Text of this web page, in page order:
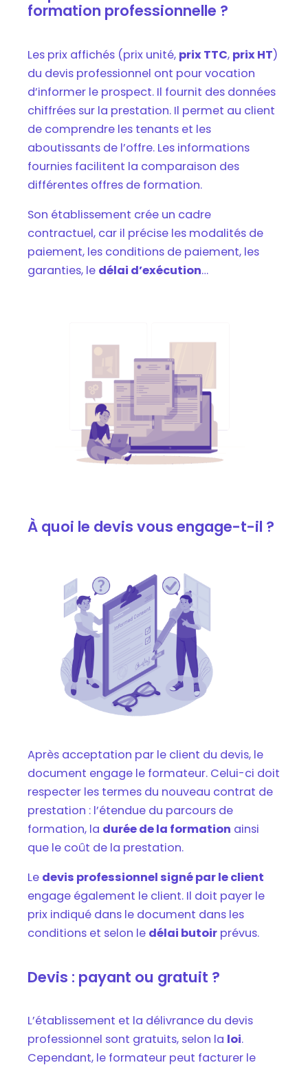
formation professionnelle ?
Les prix affichés (prix unité, prix TTC, prix HT)
du devis professionnel ont pour vocation
d’informer le prospect. Il fournit des données
chiffrées sur la prestation. Il permet au client
de comprendre les tenants et les
aboutissants de l’offre. Les informations
fournies facilitent la comparaison des
différentes offres de formation.
Son établissement crée un cadre
contractuel, car il précise les modalités de
paiement, les conditions de paiement, les
garanties, le délai d’exécution…
À quoi le devis vous engage-t-il ?
Après acceptation par le client du devis, le
document engage le formateur. Celui-ci doit
respecter les termes du nouveau contrat de
prestation : l’étendue du parcours de
formation, la durée de la formation ainsi
que le coût de la prestation.
Le devis professionnel signé par le client
engage également le client. Il doit payer le
prix indiqué dans le document dans les
conditions et selon le délai butoir prévus.
Devis : payant ou gratuit ?
L’établissement et la délivrance du devis
professionnel sont gratuits, selon la loi.
Cependant, le formateur peut facturer le